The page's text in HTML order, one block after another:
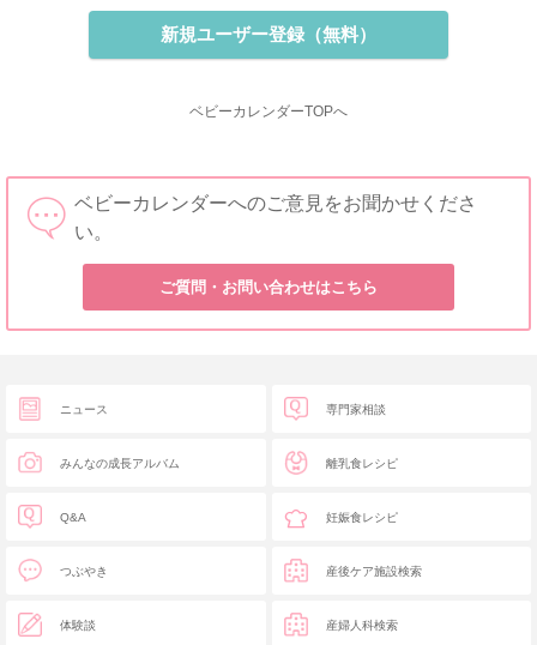
新規ユーザー登録（無料）
ベビーカレンダーTOPへ
ベビーカレンダーへのご意見をお聞かせくださ
い。
ご質問・お問い合わせはこちら
ニュース
みんなの成長アルバム
Q&A
つぶやき
体験談
専門家相談
離乳食レシピ
妊娠食レシピ
産後ケア施設検索
産婦人科検索